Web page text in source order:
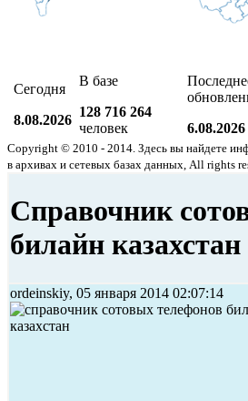
Сегодня
8.08.2026
В базе
128 716 264
человек
6.08.2026
Copyright © 2010 - 2014. Здесь вы найдете
в архивах и сетевых базах данных, All rights
Справочник
билайн казахстан
ordeinskiy, 05 января 2014 02:07:14